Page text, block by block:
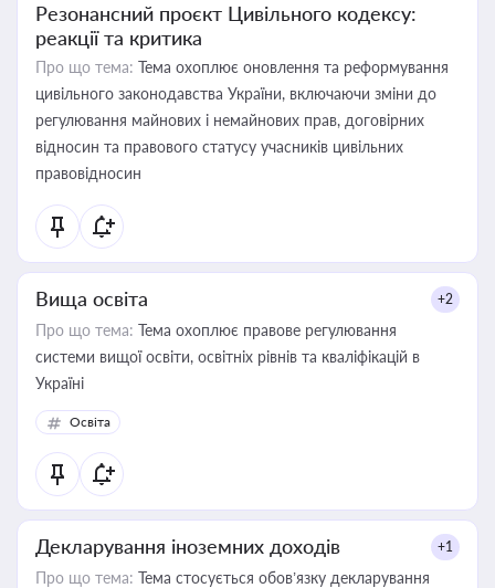
Резонансний проєкт Цивільного кодексу:
реакції та критика
Про що тема: Тема охоплює оновлення та реформування
цивільного законодавства України, включаючи зміни до
регулювання майнових і немайнових прав, договірних
відносин та правового статусу учасників цивільних
правовідносин
Вища освіта +2
Про що тема: Тема охоплює правове регулювання
системи вищої освіти, освітніх рівнів та кваліфікацій в
Україні
Освіта
Декларування іноземних доходів +1
Про що тема: Тема стосується обов’язку декларування